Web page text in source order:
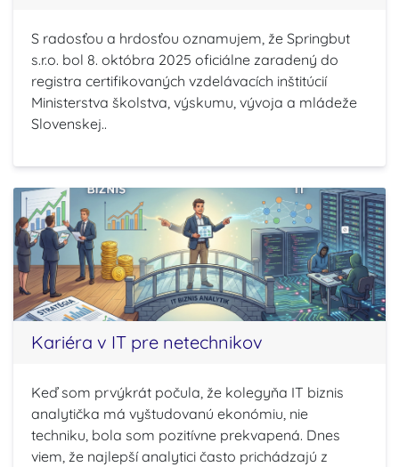
S radosťou a hrdosťou oznamujem, že Springbut
s.r.o. bol 8. októbra 2025 oficiálne zaradený do
registra certifikovaných vzdelávacích inštitúcií
Ministerstva školstva, výskumu, vývoja a mládeže
Slovenskej..
Kariéra v IT pre netechnikov
Keď som prvýkrát počula, že kolegyňa IT biznis
analytička má vyštudovanú ekonómiu, nie
techniku, bola som pozitívne prekvapená. Dnes
viem, že najlepší analytici často prichádzajú z